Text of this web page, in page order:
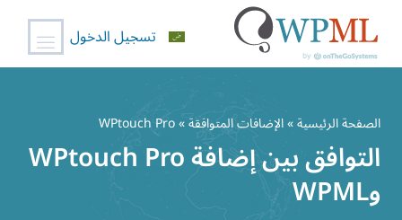
المحتوى
تسجيل الدخول
الصفحة الرئيسية»الإضافات المتوافقة» WPtouch Pro
التوافق بين إضافة WPtouch Pro
وWPML